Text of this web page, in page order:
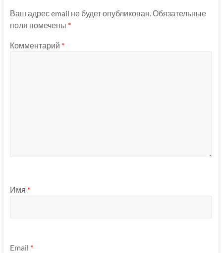
Ваш адрес email не будет опубликован. Обязательные
поля помечены *
Комментарий *
Имя *
Email *